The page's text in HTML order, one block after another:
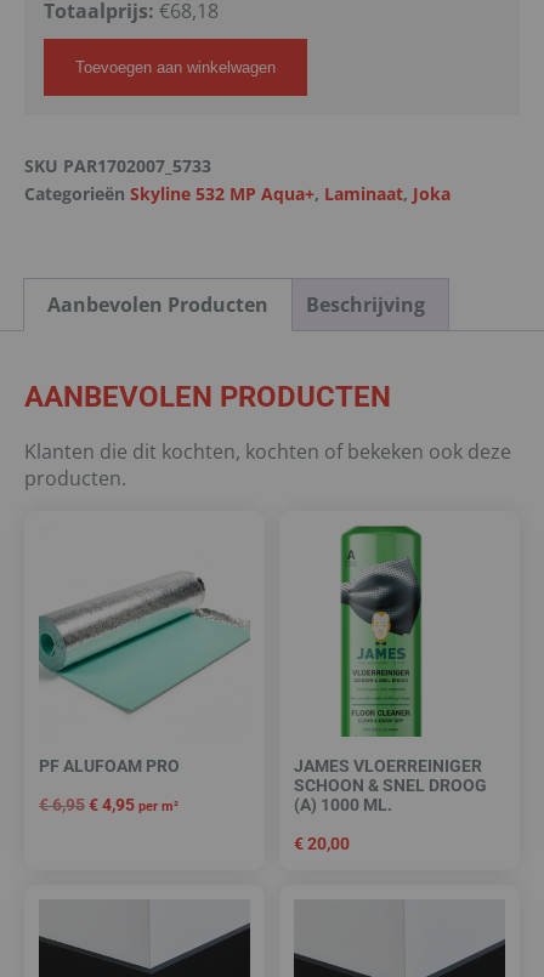
Totaalprijs: €68,18
Toevoegen aan winkelwagen
SKU PAR1702007_5733
Categorieën Skyline 532 MP Aqua+, Laminaat, Joka
Aanbevolen Producten Beschrijving
AANBEVOLEN PRODUCTEN
Klanten die dit kochten, kochten of bekeken ook deze
producten.
PF ALUFOAM PRO
€6,95€4,95 per m²
JAMES VLOERREINIGER
SCHOON & SNEL DROOG
(A) 1000 ML.
€20,00